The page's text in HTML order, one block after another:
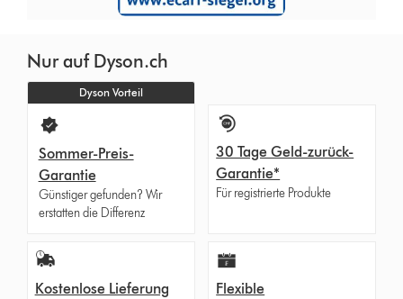
Nur auf Dyson.ch
Dyson Vorteil
Sommer-Preis-
Garantie
Günstiger gefunden? Wir
erstatten die Differenz
30 Tage Geld-zurück-
Garantie*
Für registrierte Produkte
Kostenlose Lieferung
Flexible